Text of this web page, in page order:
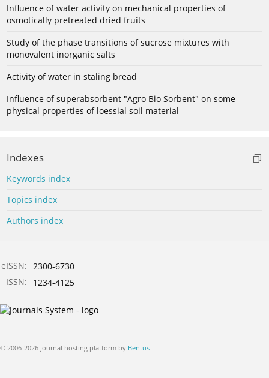
Influence of water activity on mechanical properties of
osmotically pretreated dried fruits
Study of the phase transitions of sucrose mixtures with
monovalent inorganic salts
Activity of water in staling bread
Influence of superabsorbent "Agro Bio Sorbent" on some
physical properties of loessial soil material
Indexes
Keywords index
Topics index
Authors index
eISSN: 2300-6730
ISSN:
1234-4125
© 2006-2026 Journal hosting platform by Bentus